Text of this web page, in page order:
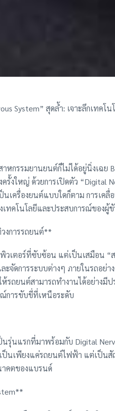
System” สุดล้ำ: เจาะลึกเทค
หกรรมยานยนต์ก็ไม่ได้อยู่นิ่งเฉย
รั้งใหญ่ ด้วยการเปิดตัว “Digital
นเครื่องยนต์แบบใดก็ตาม การเ
ทคโนโลยีและประสบการณ์ของผู้
งการรถยนต์**
วเตอร์ที่ซับซ้อน แต่เป็นเสมือน “
ดการระบบต่างๆ ภายในรถอย่า
รถยนต์สามารถทำงานได้อย่างมี
การขับขี่ที่เหนือระดับ
รุ่นแรกที่มาพร้อมกับ Digital
ป็นเพียงแค่รถยนต์ไฟฟ้า แต่เป็
คตของแบรนด์